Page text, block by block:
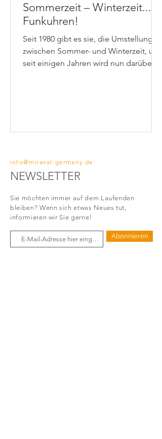
Sommerzeit – Winterzeit...
Funkuhren!
Seit 1980 gibt es sie, die Umstellung
zwischen Sommer- und Winterzeit, und
seit einigen Jahren wird nun darüber
info@miraval-germany.de
NEWSLETTER
Sie möchten immer auf dem Laufenden
bleiben? Wenn sich etwas Neues tut,
informieren wir Sie gerne!
Abonnieren